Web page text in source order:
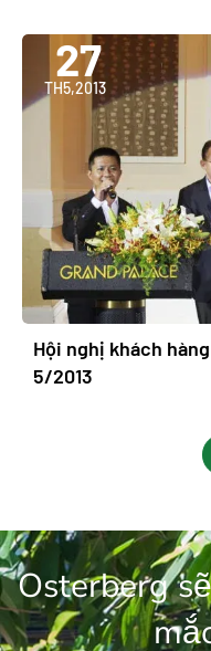
27
TH5,2013
Hội nghị khách
5/2013
Osterberg